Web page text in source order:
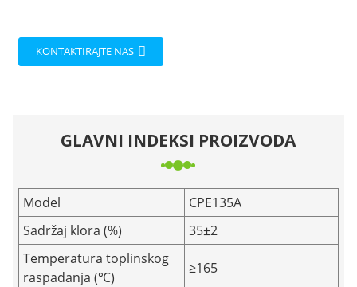
KONTAKTIRAJTE NAS
GLAVNI INDEKSI PROIZVODA
Model
CPE135A
Sadržaj klora (%)
35±2
Temperatura toplinskog
raspadanja (℃)
≥165